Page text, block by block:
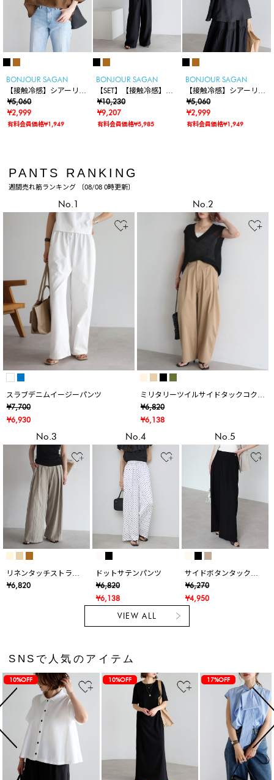
BONJOUR SAGAN
【接触冷感】シアーリネ
ンタッチハーフスリーブ
ブラウス
¥5,060
¥2,999
有料会員価格¥1,949
BONJOUR SAGAN
【SET】【接触冷感】シ
アーリネンタッチセット
アップ
¥10,230
¥9,207
有料会員価格¥5,985
BONJOUR SAGAN
【接触冷感】シアーリネ
ンタッチノースリーブブ
ラウス
¥5,060
¥2,999
有料会員価格¥1,949
PANTS RANKING
週間売れ筋ランキング 〔08/08 0時更新〕
No.1
スラブデニムイージーパンツ
¥7,700
¥6,930
No.2
ミリタリーツイルサイドタックコクー
ンパンツ
¥6,820
¥6,138
No.3
リネンタッチストライ
プタックワイドパンツ
¥6,820
No.4
ドットサテンパンツ
¥6,820
¥6,138
No.5
サイドボタンタックワ
イドパンツ
¥6,270
¥4,950
VIEW ALL
SNSで人気のアイテム
10%OFF 10%OFF 17%OFF